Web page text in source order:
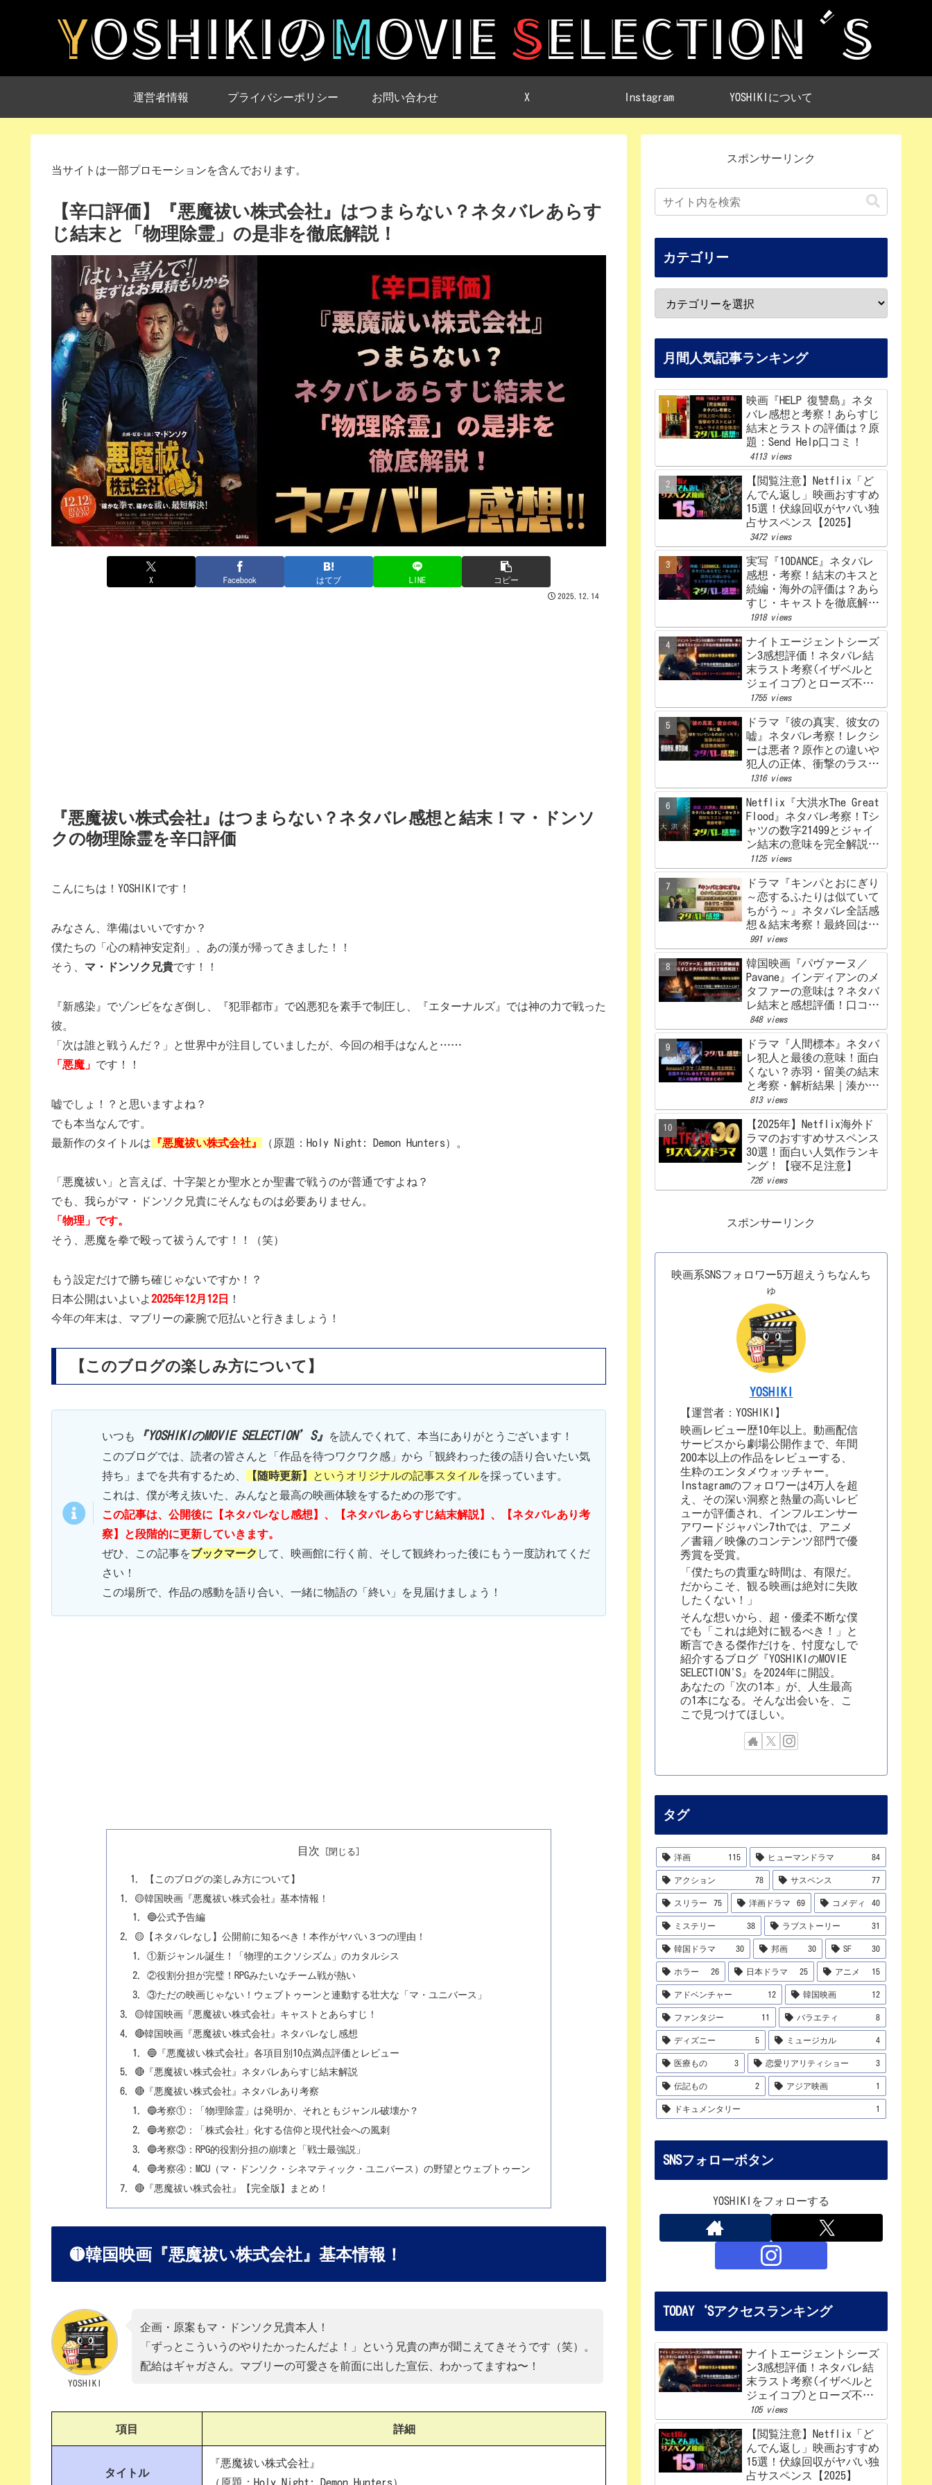
運営者情報 プライバシーポリシー お問い合わせ X Instagram YOSHIKIについて
当サイトは一部プロモーションを含んでおります。
【辛口評価】『悪魔祓い株式会社』はつまらない？ネタバレあらす
じ結末と「物理除霊」の是非を徹底解説！
X Facebook はてブ LINE コピー
2025.12.14
『悪魔祓い株式会社』はつまらない？ネタバレ感想と結末！マ・ドンソ
クの物理除霊を辛口評価
こんにちは！YOSHIKIです！
みなさん、準備はいいですか？
僕たちの「心の精神安定剤」、あの漢が帰ってきました！！
そう、 マ・ドンソク兄貴です！！
『新感染』でゾンビをなぎ倒し、『犯罪都市』で凶悪犯を素手で制圧し、『エターナルズ』では神の力で戦った
彼。
「次は誰と戦うんだ？」と世界中が注目していましたが、今回の相手はなんと……
「悪魔」 です！！
嘘でしょ！？と思いますよね？
でも本当なんです。
最新作のタイトルは 『悪魔祓い株式会社』 （原題：Holy Night: Demon Hunters）。
「悪魔祓い」と言えば、十字架とか聖水とか聖書で戦うのが普通ですよね？
でも、我らがマ・ドンソク兄貴にそんなものは必要ありません。
「物理」です。
そう、悪魔を拳で殴って祓うんです！！（笑）
もう設定だけで勝ち確じゃないですか！？
日本公開はいよいよ 2025年12月12日
！
今年の年末は、マブリーの豪腕で厄払いと行きましょう！
【このブログの楽しみ方について】
いつも 『YOSHIKIのMOVIE SELECTION’S』
を読んでくれて、本当にありがとうございます！
このブログでは、読者の皆さんと「作品を待つワクワク感」から「観終わった後の語り合いたい気
持ち」までを共有するため、
【随時更新】 というオリジナルの記事スタイルを採っています。
これは、僕が考え抜いた、みんなと最高の映画体験をするための形です。
この記事は、公開後に【ネタバレなし感想】、【ネタバレあらすじ結末解説】、【ネタバレあり考
察】と段階的に更新していきます。
ぜひ、この記事をブックマーク して、映画館に行く前、そして観終わった後にもう一度訪れてくだ
さい！
この場所で、作品の感動を語り合い、一緒に物語の「終い」を見届けましょう！
目次
【このブログの楽しみ方について】
🟡韓国映画『悪魔祓い株式会社』基本情報！
🔵公式予告編
🟡【ネタバレなし】公開前に知るべき！本作がヤバい３つの理由！
①新ジャンル誕生！「物理的エクソシズム」のカタルシス
②役割分担が完璧！RPGみたいなチーム戦が熱い
③ただの映画じゃない！ウェブトゥーンと連動する壮大な「マ・ユニバース」
🟡韓国映画『悪魔祓い株式会社』キャストとあらすじ！
🔴韓国映画『悪魔祓い株式会社』ネタバレなし感想
🔵『悪魔祓い株式会社』各項目別10点満点評価とレビュー
🔴『悪魔祓い株式会社』ネタバレあらすじ結末解説
🔴『悪魔祓い株式会社』ネタバレあり考察
🔵考察①：「物理除霊」は発明か、それともジャンル破壊か？
🔵考察②：「株式会社」化する信仰と現代社会への風刺
🔵考察③：RPG的役割分担の崩壊と「戦士最強説」
🔵考察④：MCU（マ・ドンソク・シネマティック・ユニバース）の野望とウェブトゥーン
🔴『悪魔祓い株式会社』【完全版】まとめ！
🟡韓国映画『悪魔祓い株式会社』基本情報！
YOSHIKI
企画・原案もマ・ドンソク兄貴本人！
「ずっとこういうのやりたかったんだよ！」という兄貴の声が聞こえてきそうです（笑）。
配給はギャガさん。マブリーの可愛さを前面に出した宣伝、わかってますね〜！
項目 詳細
タイトル
『悪魔祓い株式会社』
（原題：Holy Night: Demon Hunters）
スポンサーリンク
カテゴリー
月間人気記事ランキング
映画『HELP 復讐島』ネタ
バレ感想と考察！あらすじ
結末とラストの評価は？原
題：Send Help口コミ！
4113 views
【閲覧注意】Netflix「ど
んでん返し」映画おすすめ
15選！伏線回収がヤバい独
占サスペンス【2025】
3472 views
実写『10DANCE』ネタバレ
感想・考察！結末のキスと
続編・海外の評価は？あら
すじ・キャストを徹底解
説！【Netflix】
1918 views
ナイトエージェントシーズ
ン3感想評価！ネタバレ結
末ラスト考察(イザベルと
ジェイコブ)とローズ不在
の理由を解説‼
1755 views
ドラマ『彼の真実、彼女の
嘘』ネタバレ考察！レクシ
ーは悪者？原作との違いや
犯人の正体、衝撃のラスト
まで完全解説
1316 views
Netflix『大洪水The Great
Flood』ネタバレ考察！Tシ
ャツの数字21499とジャイ
ン結末の意味を完全解説！
感想、評価！
1125 views
ドラマ『キンパとおにぎり
～恋するふたりは似ていて
ちがう～』ネタバレ全話感
想＆結末考察！最終回はど
うなる？あらすじから原
作、キャスト相関図まで徹
底解説【赤楚衛二×カン・
ヘウォン】
991 views
韓国映画『パヴァーヌ／
Pavane』インディアンのメ
タファーの意味は？ネタバ
レ結末と感想評価！口コミ
あらすじ徹底考察
【Netflix】
848 views
ドラマ『人間標本』ネタバ
レ犯人と最後の意味！面白
くない？赤羽・留美の結末
と考察・解析結果｜湊かな
えあらすじ
813 views
【2025年】Netflix海外ド
ラマのおすすめサスペンス
30選！面白い人気作ランキ
ング！【寝不足注意】
726 views
スポンサーリンク
映画系SNSフォロワー5万超えうちなんち
ゅ
YOSHIKI
【運営者：YOSHIKI】
映画レビュー歴10年以上。動画配信
サービスから劇場公開作まで、年間
200本以上の作品をレビューする、
生粋のエンタメウォッチャー。
Instagramのフォロワーは4万人を超
え、その深い洞察と熱量の高いレビ
ューが評価され、インフルエンサー
アワードジャパン7thでは、アニメ
／書籍／映像のコンテンツ部門で優
秀賞を受賞。
「僕たちの貴重な時間は、有限だ。
だからこそ、観る映画は絶対に失敗
したくない！」
そんな想いから、超・優柔不断な僕
でも「これは絶対に観るべき！」と
断言できる傑作だけを、忖度なしで
紹介するブログ『YOSHIKIのMOVIE
SELECTION'S』を2024年に開設。
あなたの「次の1本」が、人生最高
の1本になる。そんな出会いを、こ
こで見つけてほしい。
タグ
洋画 115 ヒューマンドラマ 84
アクション 78 サスペンス 77
スリラー 75 洋画ドラマ 69 コメディ 40
ミステリー 38 ラブストーリー 31
韓国ドラマ 30 邦画 30 SF 30
ホラー 26 日本ドラマ 25 アニメ 15
アドベンチャー 12 韓国映画 12
ファンタジー 11 バラエティ 8
ディズニー 5 ミュージカル 4
医療もの 3 恋愛リアリティショー 3
伝記もの 2 アジア映画 1
ドキュメンタリー 1
SNSフォローボタン
YOSHIKIをフォローする
TODAY‘Sアクセスランキング
ナイトエージェントシーズ
ン3感想評価！ネタバレ結
末ラスト考察(イザベルと
ジェイコブ)とローズ不在
の理由を解説‼
105 views
【閲覧注意】Netflix「ど
んでん返し」映画おすすめ
15選！伏線回収がヤバい独
占サスペンス【2025】